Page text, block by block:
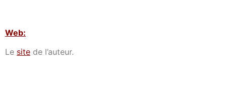
Web:
Le site de l’auteur.